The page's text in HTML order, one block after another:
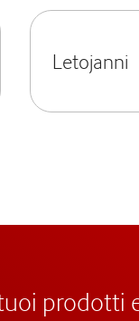
Letojanni
prodotti